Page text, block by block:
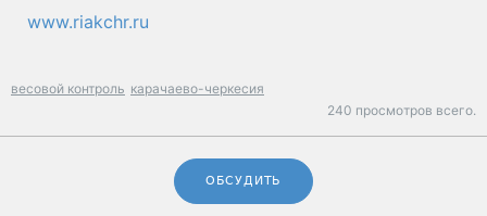
www.riakchr.ru
весовой контроль карачаево-черкесия
240 просмотров всего.
ОБСУДИТЬ